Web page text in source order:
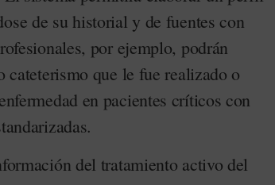
de su historial y de fuentes con
por ejemplo, podrán
que le fue realizado o
en pacientes críticos con
del tratamiento activo del